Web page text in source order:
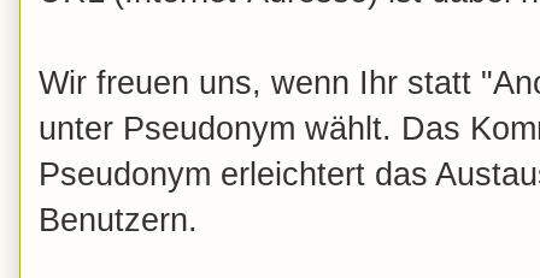
Wir freuen uns, wenn Ihr statt
unter Pseudonym wählt. Das
Pseudonym erleichtert das
Benutzern.